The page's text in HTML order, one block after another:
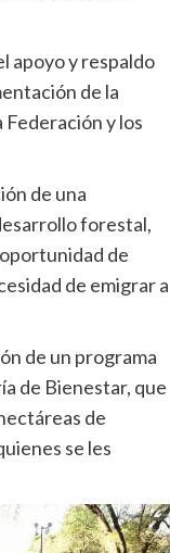
apoyo y respaldo
de la
y los
de una
forestal,
de
de emigrar a
de un programa
de Bienestar, que
de
se les